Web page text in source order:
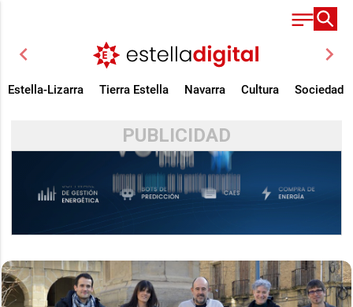
chevron_left chevron_right
Estella-Lizarra Tierra Estella Navarra Cultura Sociedad
PUBLICIDAD